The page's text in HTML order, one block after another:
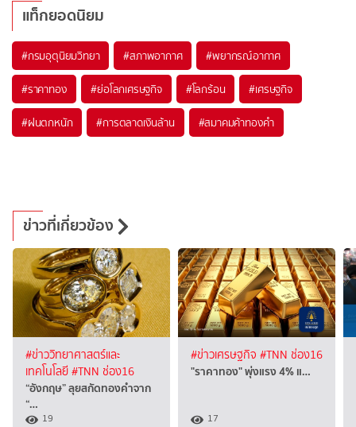
แท็กยอดนิยม
#กรมอุตุนิยมวิทยา #สภาพอากาศ #พยากรณ์อากาศ
#ราคาทอง #ย่อโลกเศรษฐกิจ #โลกร้อน #เศรษฐกิจ
#ฝนตกหนัก #การตลาดเงินล้าน #สมาคมค้าทองคำ
ข่าวที่เกี่ยวข้อง
#ข่าววิทยาศาสตร์และ
เทคโนโลยี#TNN ช่อง16
“อังกฤษ” ลุยสกัดทองคำจาก
“…
19
#ข่าวเศรษฐกิจ #TNN ช่อง16
"ราคาทอง" พุ่งแรง 4% แ…
17